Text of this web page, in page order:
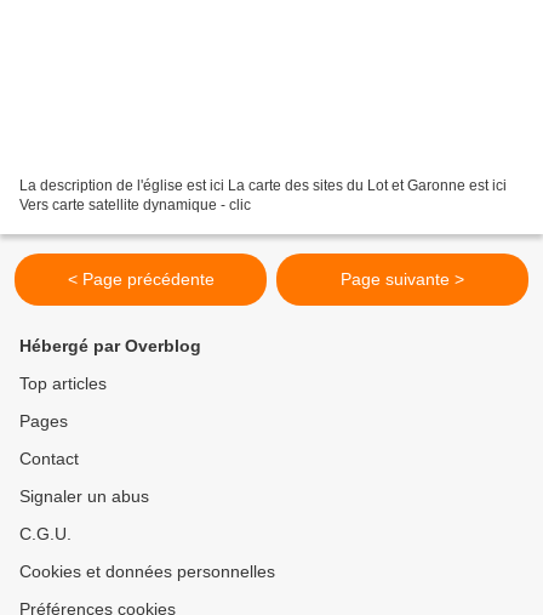
La description de l'église est ici La carte des sites du Lot et Garonne est ici
Vers carte satellite dynamique - clic
< Page précédente Page suivante >
Hébergé par Overblog
Top articles
Pages
Contact
Signaler un abus
C.G.U.
Cookies et données personnelles
Préférences cookies